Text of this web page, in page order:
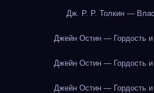
Дж. Р. Р. Толкин —
Джейн Остин — Гордость
Джейн Остин — Гордость
Джейн Остин — Гордость